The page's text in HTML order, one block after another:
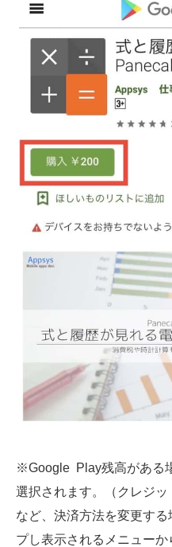
※Google Play残高がある
選択されます。（クレジ
など、決済方法を変更す
プし表示されるメニューか